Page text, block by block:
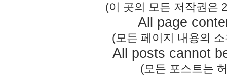
(이 곳의 모든 저작권은
All page
(모든 페이지 내용의
All posts cannot
(모든 포스트는